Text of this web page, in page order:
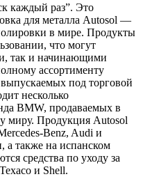
каждый раз”. Это
для металла Autosol —
в мире. Продукты
что могут
так и начинающими
ассортименту
под торговой
несколько
BMW, продаваемых в
миру. Продукция Autosol
Benz, Audi и
а также на испанском
средства по уходу за
и Shell.